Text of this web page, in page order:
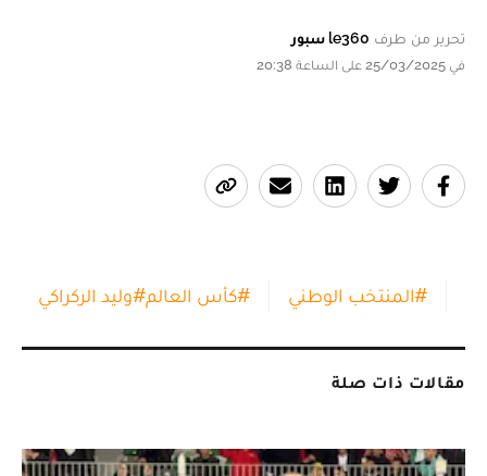
تحرير من طرف le360 سبور
في 25/03/2025 على الساعة 20:38
#المنتخب الوطني #كأس العالم#وليد الركراكي
مقالات ذات صلة